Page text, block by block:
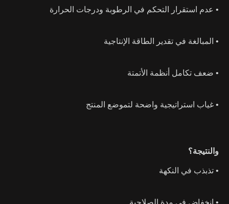
• عدم استقرار التحكم في الرطوبة ودرجات الحرارة
• المبالغة في تقدير الطاقة الإنتاجية
• ضعف تكامل أنظمة الأتمتة
• غياب استراتيجية واضحة لتموضع المنتج
والنتيجة؟
• تذبذب في النكهة